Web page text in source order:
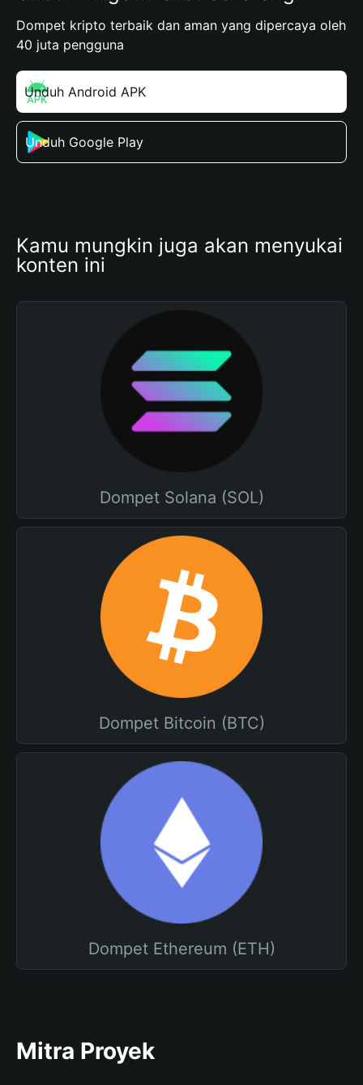
Dompet kripto terbaik dan aman yang dipercaya oleh
40 juta pengguna
Unduh Android APK
Unduh Google Play
Kamu mungkin juga akan menyukai
konten ini
Dompet Solana (SOL)
Dompet Bitcoin (BTC)
Dompet Ethereum (ETH)
Mitra Proyek